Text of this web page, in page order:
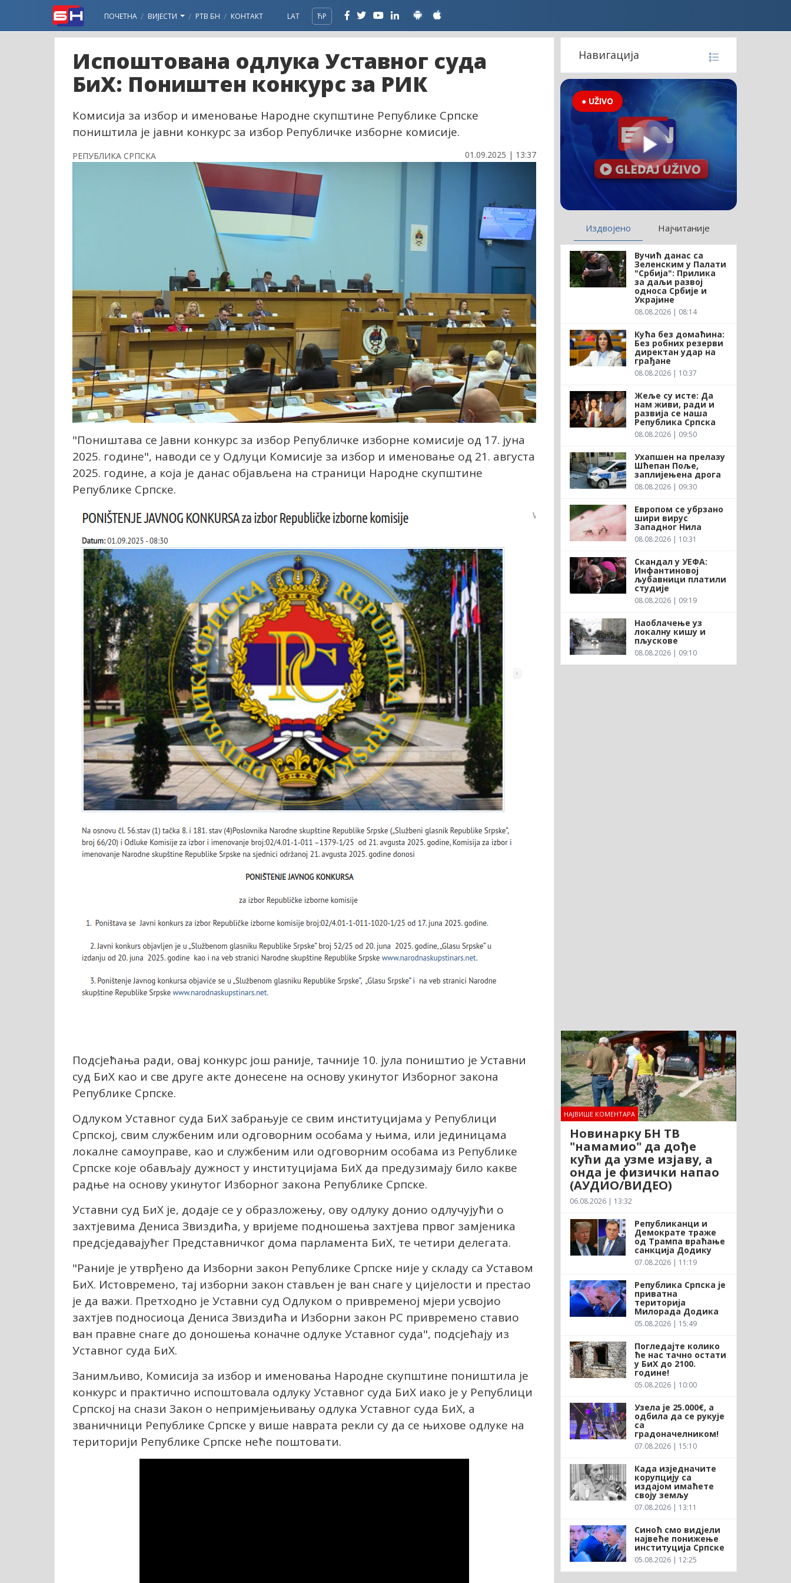
ПОЧЕТНА ВИЈЕСТИ РТВ БН КОНТАКТ LAT ЋР
Испоштована одлука Уставног суда
БиХ: Поништен конкурс за РИК
Комисија за избор и именовање Народне скупштине Републике Српске
поништила је јавни конкурс за избор Републичке изборне комисије.
РЕПУБЛИКА СРПСКА 01.09.2025 | 13:37
"Поништава се Јавни конкурс за избор Републичке изборне комисије од 17. јуна
2025. године", наводи се у Одлуци Комисије за избор и именовање од 21. августа
2025. године, а која је данас објављена на страници Народне скупштине
Републике Српске.
Подсјећања ради, овај конкурс још раније, тачније 10. јула поништио је Уставни
суд БиХ као и све друге акте донесене на основу укинутог Изборног закона
Републике Српске.
Одлуком Уставног суда БиХ забрањује се свим институцијама у Републици
Српској, свим службеним или одговорним особама у њима, или јединицама
локалне самоуправе, као и службеним или одговорним особама из Републике
Српске које обављају дужност у институцијама БиХ да предузимају било какве
радње на основу укинутог Изборног закона Републике Српске.
Уставни суд БиХ је, додаје се у образложењу, ову одлуку донио одлучујући о
захтјевима Дениса Звиздића, у вријеме подношења захтјева првог замјеника
предсједавајућег Представничког дома парламента БиХ, те четири делегата.
"Раније је утврђено да Изборни закон Републике Српске није у складу са Уставом
БиХ. Истовремено, тај изборни закон стављен је ван снаге у цијелости и престао
је да важи. Претходно је Уставни суд Одлуком о привременој мјери усвојио
захтјев подносиоца Дениса Звиздића и Изборни закон РС привремено ставио
ван правне снаге до доношења коначне одлуке Уставног суда", подсјећају из
Уставног суда БиХ.
Занимљиво, Комисија за избор и именовања Народне скупштине поништила је
конкурс и практично испоштовала одлуку Уставног суда БиХ иако је у Републици
Српској на снази Закон о непримјењивању одлука Уставног суда БиХ, а
званичници Републике Српске у више наврата рекли су да се њихове одлуке на
територији Републике Српске неће поштовати.
Навигација
● UŽIVO
Издвојено Најчитаније
Вучић данас са
Зеленским у Палати
"Србија": Прилика
за даљи развој
односа Србије и
Украјине
08.08.2026 | 08:14
Кућа без домаћина:
Без робних резерви
директан удар на
грађане
08.08.2026 | 10:37
Жеље су исте: Да
нам живи, ради и
развија се наша
Република Српска
08.08.2026 | 09:50
Ухапшен на прелазу
Шћепан Поље,
заплијењена дрога
08.08.2026 | 09:30
Европом се убрзано
шири вирус
Западног Нила
08.08.2026 | 10:31
Скандал у УЕФА:
Инфантиновој
љубавници платили
студије
08.08.2026 | 09:19
Наоблачење уз
локалну кишу и
пљускове
08.08.2026 | 09:10
НАЈВИШЕ КОМЕНТАРА
Новинарку БН ТВ
"намамио" да дође
кући да узме изјаву, а
онда је физички напао
(АУДИО/ВИДЕО)
06.08.2026 | 13:32
Републиканци и
Демократе траже
од Трампа враћање
санкција Додику
07.08.2026 | 11:19
Република Српска је
приватна
територија
Милорада Додика
05.08.2026 | 15:49
Погледајте колико
ће нас тачно остати
у БиХ до 2100.
године!
05.08.2026 | 10:00
Узела је 25.000€, а
одбила да се рукује
са
градоначелником!
07.08.2026 | 15:10
Када изједначите
корупцију са
издајом имаћете
своју земљу
07.08.2026 | 13:11
Синоћ смо видјели
највеће понижење
институција Српске
05.08.2026 | 12:25